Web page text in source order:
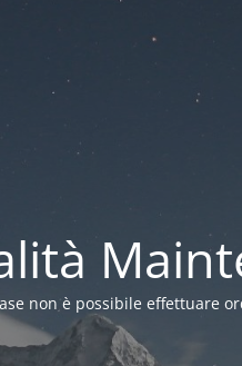
non è possibile effettuare